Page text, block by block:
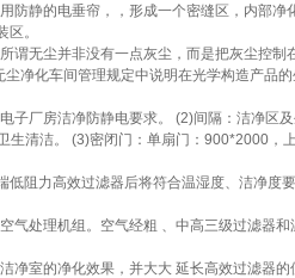
防静的电垂帘，，形成一个密缝区，内部净
。
谓无尘并非没有一点灰尘，而是把灰尘控制
净化车间管理规定中说明在光学构造产品
子厂房洁净防静电要求。 (2)间隔：洁净区
清洁。 (3)密闭门：单扇门：900*2000，
阻力高效过滤器后将符合温湿度、洁净度
气处理机组。空气经粗 、中高三级过滤器
净室的净化效果，并大大 延长高效过滤器